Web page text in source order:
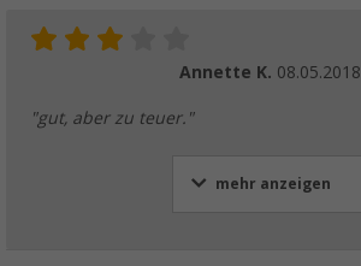
Annette K. 08.05.2018
"gut, aber zu teuer."
mehr anzeigen